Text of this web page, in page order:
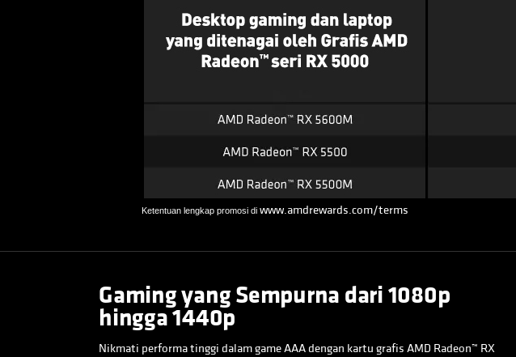
Ketentuan lengkap promosi di www.amdrewards.com/terms
Gaming yang Sempurna dari 1080p
hingga 1440p
Nikmati performa tinggi dalam game AAA dengan kartu grafis AMD Radeon™ RX